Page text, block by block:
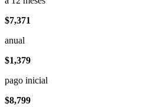
$7,371
anual
$1,379
pago inicial
$8,799